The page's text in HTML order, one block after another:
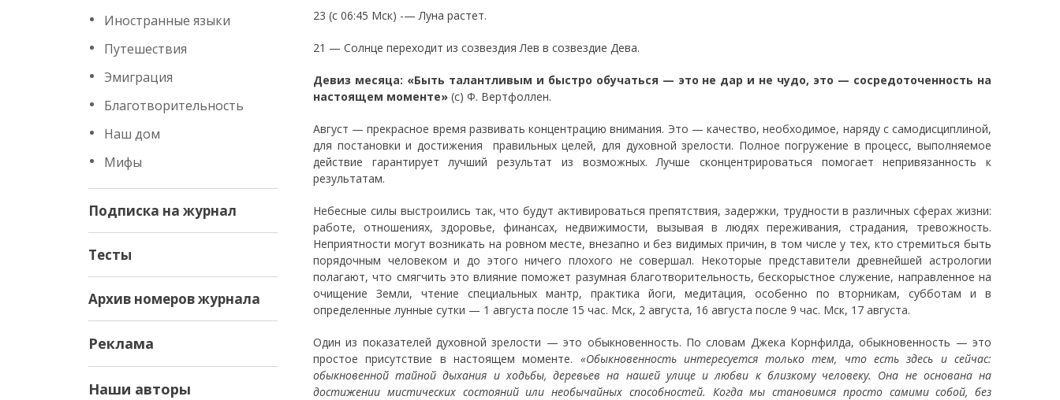
Иностранные языки
Путешествия
Эмиграция
Благотворительность
Наш дом
Мифы
Подписка на журнал
Тесты
Архив номеров журнала
Реклама
Наши авторы
23 (с 06:45 Мск) -— Луна растет.
21 — Солнце переходит из созвездия Лев в созвездие Дева.
Девиз месяца: «Быть талантливым и быстро обучаться — это не дар и не чудо, это — сосредоточенность на
настоящем моменте» (с) Ф. Вертфоллен.
Август — прекрасное время развивать концентрацию внимания. Это — качество, необходимое, наряду с самодисциплиной,
для постановки и достижения правильных целей, для духовной зрелости. Полное погружение в процесс, выполняемое
действие гарантирует лучший результат из возможных. Лучше сконцентрироваться помогает непривязанность к
результатам.
Небесные силы выстроились так, что будут активироваться препятствия, задержки, трудности в различных сферах жизни:
работе, отношениях, здоровье, финансах, недвижимости, вызывая в людях переживания, страдания, тревожность.
Неприятности могут возникать на ровном месте, внезапно и без видимых причин, в том числе у тех, кто стремиться быть
порядочным человеком и до этого ничего плохого не совершал. Некоторые представители древнейшей астрологии
полагают, что смягчить это влияние поможет разумная благотворительность, бескорыстное служение, направленное на
очищение Земли, чтение специальных мантр, практика йоги, медитация, особенно по вторникам, субботам и в
определенные лунные сутки — 1 августа после 15 час. Мск, 2 августа, 16 августа после 9 час. Мск, 17 августа.
Один из показателей духовной зрелости — это обыкновенность. По словам Джека Корнфилда, обыкновенность — это
простое присутствие в настоящем моменте. «Обыкновенность интересуется только тем, что есть здесь и сейчас:
обыкновенной тайной дыхания и ходьбы, деревьев на нашей улице и любви к близкому человеку. Она не основана на
достижении мистических состояний или необычайных способностей. Когда мы становимся просто самими собой, без